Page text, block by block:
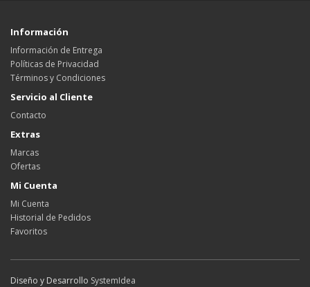
Información
Información de Entrega
Políticas de Privacidad
Términos y Condiciones
Servicio al Cliente
Contacto
Extras
Marcas
Ofertas
Mi Cuenta
Mi Cuenta
Historial de Pedidos
Favoritos
Diseño y Desarrollo SystemIdea